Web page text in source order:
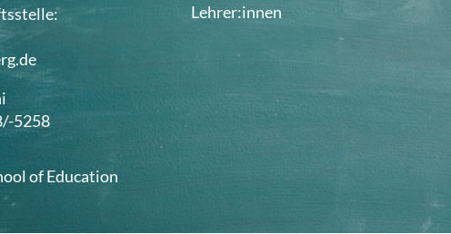
5258
Lehrer:innen
of Education